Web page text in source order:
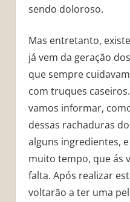
sendo doloroso.
Mas entretanto,
já vem da geração
que sempre
com truques
vamos informar,
dessas rachaduras
alguns ingredientes,
muito tempo, que ás
falta. Após realizar
voltarão a ter uma